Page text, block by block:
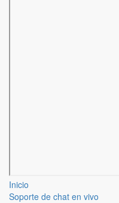
Inicio
Soporte de chat en vivo